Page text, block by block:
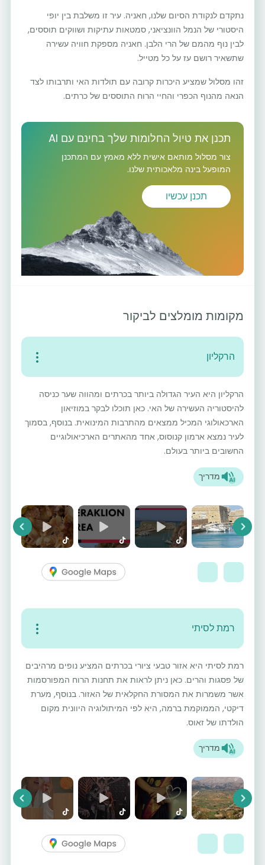
נתקדם לנקודת הסיום שלנו, חאניה. עיר זו משלבת בין יופי
היסטורי של הנמל הוונציאני, סמטאות עתיקות ושווקים תוססים,
לבין נוף מהמם של הרי הלבן. חאניה מספקת חוויה עשירה
שתשאיר רושם עז על כל מטייל.
זהו מסלול שמציע היכרות קרובה עם תולדות האי ותרבותו לצד
הנאה מהנוף הכפרי והחיי הרוח התוססים של כרתים.
תכנן את טיול החלומות שלך בחינם עם AI
צור מסלול מותאם אישית ללא מאמץ עם המתכנן
המופעל בינה מלאכותית שלנו.
תכנן עכשיו
מקומות מומלצים לביקור
הרקליון
הרקליון היא העיר הגדולה ביותר בכרתים ומהווה שער כניסה
להיסטוריה העשירה של האי. כאן תוכלו לבקר במוזיאון
הארכאולוגי המכיל ממצאים מהתרבות המינואית. בנוסף, בסמוך
לעיר נמצא ארמון קנוסוס, אחד מהאתרים הארכיאולוגיים
החשובים ביותר בעולם.
מדריך
Next
רמת לסיתי
רמת לסיתי היא אזור טבעי ציורי בכרתים המציע נופים מרהיבים
של פסגות והרים. כאן ניתן לראות את תחנות הרוח המפורסמות
אשר משמרות את המסורת החקלאית של האזור. בנוסף, מערת
דיקטי, הממוקמת ברמה, היא לפי המיתולוגיה היוונית מקום
הולדתו של זאוס.
מדריך
Next